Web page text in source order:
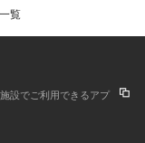
覧
設でご利用できるアプ